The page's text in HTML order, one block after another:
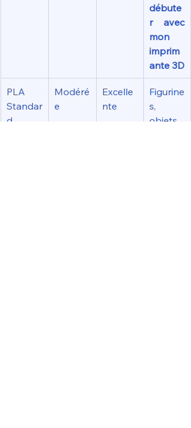
débute
r avec
mon
imprim
ante 3D
PLA
Standar
d
Modéré
e
Excelle
nte
Figurine
s,
objets